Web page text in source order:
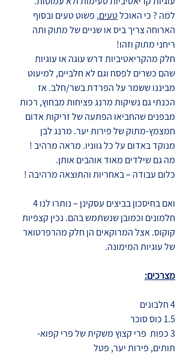
למה ? כי האוכל טעים, פשוט טעים ובסוף
הארוחה צריך ביס או שניים של מתוק ותה
ריחני מתוק וזהו!
חלק מהקריאטיביות דרש עוגה או עוגיות
שהם כשרים לפסח וגם לא חלביים, למיעוט
מביננו ששמר על הפרדת בשר/חלב. אז
הכנתי גם נשיקות מרנג פציחות מבחוץ, רכות
מבפנים שהחביאו הפתעה של זריקות אדום
חמצמץ-מתוק של פירות יער. מרנג לבן
מנוקד באדום על כל גווניו. מראה מרהיב !
מה גם שילדים מאוד אוהבים אותן.
כלום עבודה – באחריות והתוצאה מרהיבה !
חלמונים וכמובן שנשתמש בהם. נכין קצפיות
קוקוס. אצל המרוקאים הן חלק מהרפרטואר
של עוגיות המימונה.
מצרכים:
4 חלבונים
1.5 כוס סוכר
3 כפות  פרי קצוץ משקית של פרי קפוא-
תותים, פירות יער, פטל